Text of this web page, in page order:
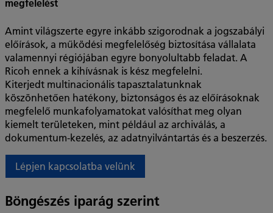
megfelelést
Amint világszerte egyre inkább szigorodnak a jogszabályi
előírások, a működési megfelelőség biztosítása vállalata
valamennyi régiójában egyre bonyolultabb feladat. A
Ricoh ennek a kihívásnak is kész megfelelni.
Kiterjedt multinacionális tapasztalatunknak
köszönhetően hatékony, biztonságos és az előírásoknak
megfelelő munkafolyamatokat valósíthat meg olyan
kiemelt területeken, mint például az archiválás, a
dokumentum-kezelés, az adatnyilvántartás és a beszerzés.
Lépjen kapcsolatba velünk
Böngészés iparág szerint